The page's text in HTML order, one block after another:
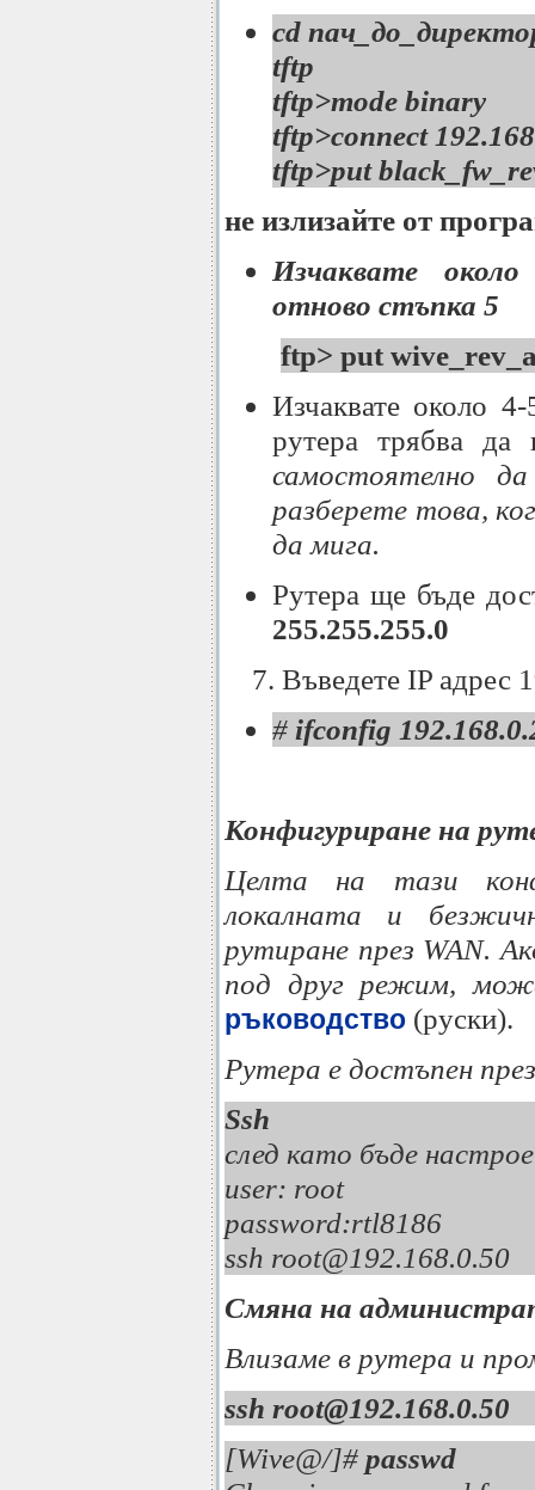
cd
tftp
tftp>mode binary
tftp>connect
tftp>put
не излизайте от
Изчаквате
отново стъпка 5
ftp> put
Изчаквате около
рутера трябва да
самостоятелно
разберете това,
да мига.
Рутера ще бъде
255.255.255.0
7. Въведете IP адрес
# ifconfig
Конфигуриране на
Целта на тази
локалната и
рутиране през WAN.
под друг режим,
ръководство (руски).
Рутера е достъпен
Ssh
след като бъде
user: root
ssh
Смяна на
Влизаме в рутера и
ssh root@192.168.0.50
[Wive@/]# passwd